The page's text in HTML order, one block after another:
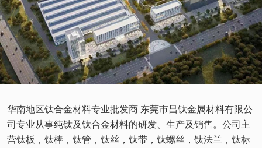
华南地区钛合金材料专业批发商 东莞市昌钛金属材料有限公
司专业从事纯钛及钛合金材料的研发、生产及销售。公司主
营钛板，钛棒，钛管，钛丝，钛带，钛螺丝，钛法兰，钛标